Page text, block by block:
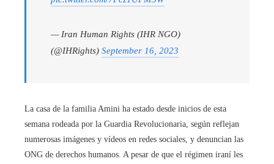
— Iran Human Rights (IHR NGO)
(@IHRights) September 16, 2023
La casa de la familia Amini ha estado desde inicios de esta
semana rodeada por la Guardia Revolucionaria, según reflejan
numerosas imágenes y vídeos en redes sociales, y denuncian las
ONG de derechos humanos. A pesar de que el régimen iraní les